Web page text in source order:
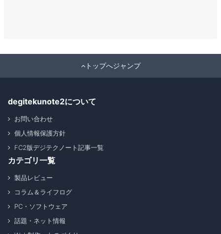
トップへジャンプ
degitekunote2について
お問い合わせ
個人情報保護方針
FC2版デジテクノート記事一覧
カテゴリ一覧
製品レビュー
コラム＆ライフログ
PC・ソフトウェア
話題・ネット情報